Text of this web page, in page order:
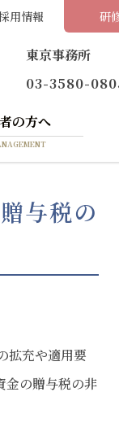
用情報 研
東京事務所
03-3580-
の方へ
与税の
拡充や適用要
金の贈与税の非